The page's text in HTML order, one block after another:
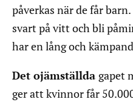
påverkas när de får
svart på vitt och bli
har en lång och
Det ojämställda gapet
ger att kvinnor får